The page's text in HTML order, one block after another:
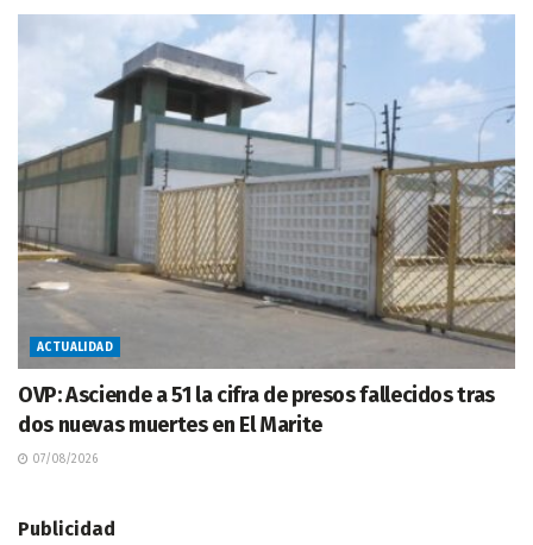
ACTUALIDAD
OVP: Asciende a 51 la cifra de presos fallecidos tras
dos nuevas muertes en El Marite
07/08/2026
Publicidad